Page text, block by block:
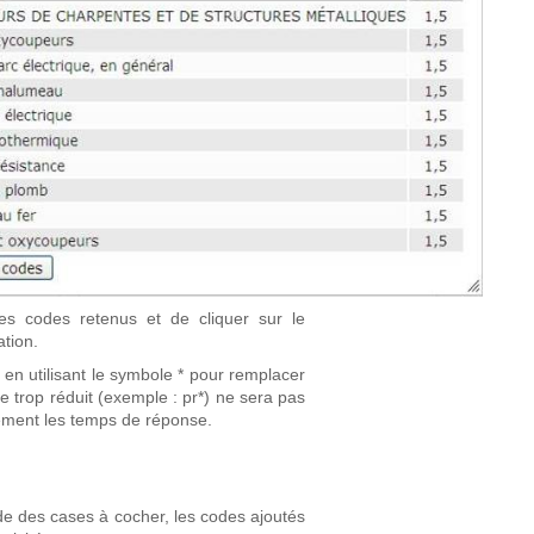
codes retenus et de cliquer sur le
utilisant le symbole * pour remplacer
trop réduit (exemple : pr*) ne sera pas
les temps de réponse.
des cases à cocher, les codes ajoutés